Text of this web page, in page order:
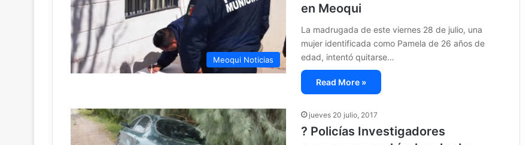
Meoqui Noticias
en Meoqui
La madrugada de este viernes 28 de julio, una
mujer identificada como Pamela de 26 años de
edad, intentó quitarse…
Read More »
jueves 20 julio, 2017
? Policías Investigadores